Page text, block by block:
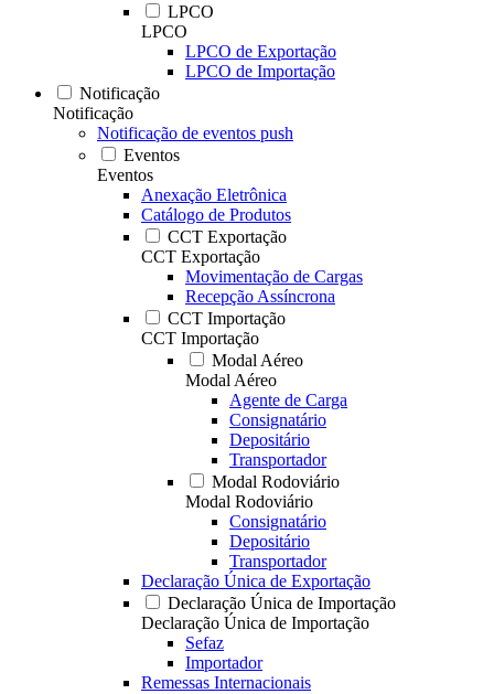
LPCO
LPCO
LPCO de Exportação
LPCO de Importação
Notificação
Notificação
Notificação de eventos push
Eventos
Eventos
Anexação Eletrônica
Catálogo de Produtos
CCT Exportação
CCT Exportação
Movimentação de Cargas
Recepção Assíncrona
CCT Importação
CCT Importação
Modal Aéreo
Modal Aéreo
Agente de Carga
Consignatário
Depositário
Transportador
Modal Rodoviário
Modal Rodoviário
Consignatário
Depositário
Transportador
Declaração Única de Exportação
Declaração Única de Importação
Declaração Única de Importação
Sefaz
Importador
Remessas Internacionais